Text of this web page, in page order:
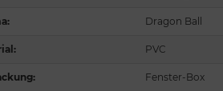
: Dragon Ball
: PVC
: Fenster-Box